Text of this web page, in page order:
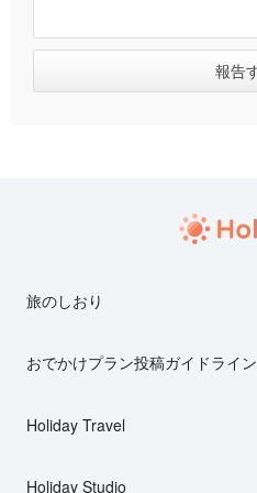
旅のしおり
おでかけプラン投稿ガイドライン
Holiday Travel
Holiday Studio